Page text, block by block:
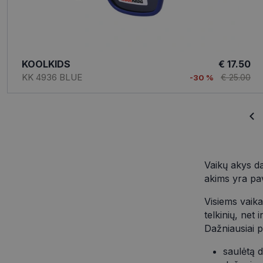
KOOLKIDS
KK 4936 BLUE
€ 17.50
-30 % € 25.00
Vaikų akys
akims yra
Visiems
telkinių, net
Dažniausiai
saulėtą